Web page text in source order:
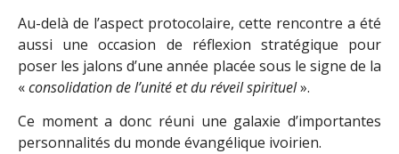
Au-delà de l’aspect protocolaire, cette rencontre a été
aussi une occasion de réflexion stratégique pour
poser les jalons d’une année placée sous le signe de la
«consolidation de l’unité et du réveil spirituel».
Ce moment a donc réuni une galaxie d’importantes
personnalités du monde évangélique ivoirien.